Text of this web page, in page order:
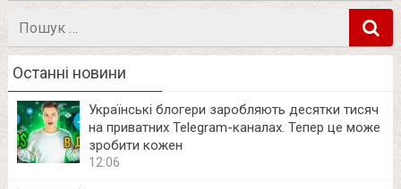
Останні новини
Українські блогери заробляють десятки тисяч
на приватних Telegram-каналах. Тепер це може
зробити кожен
12:06